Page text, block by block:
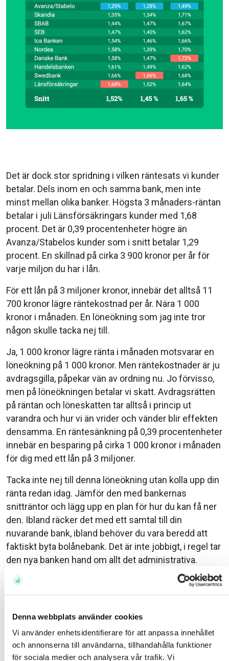
Denna webbplats använder cookies
Vi använder enhetsidentifierare för att anpassa innehållet
och annonserna till användarna, tillhandahålla funktioner
för sociala medier och analysera vår trafik. Vi
Det är dock stor spridning i vilken räntesats vi kunder
betalar. Dels inom en och samma bank, men inte
minst mellan olika banker. Högsta 3 månaders-räntan
betalar i juli Länsförsäkringars kunder med 1,68
procent. Det är 0,39 procentenheter högre än
Avanza/Stabelos kunder som i snitt betalar 1,29
procent. En skillnad på cirka 3 900 kronor per år för
varje miljon du har i lån.
För ett lån på 3 miljoner kronor, innebär det alltså 11
700 kronor lägre räntekostnad per år. Nära 1 000
kronor i månaden. En löneökning som jag inte tror
någon skulle tacka nej till.
Ja, 1 000 kronor lägre ränta i månaden motsvarar en
löneökning på 1 000 kronor. Men räntekostnader är ju
avdragsgilla, påpekar vän av ordning nu. Jo förvisso,
men på löneökningen betalar vi skatt. Avdragsrätten
på räntan och löneskatten tar alltså i princip ut
varandra och hur vi än vrider och vänder blir effekten
densamma. En räntesänkning på 0,39 procentenheter
innebär en besparing på cirka 1 000 kronor i månaden
för dig med ett lån på 3 miljoner.
Tacka inte nej till denna löneökning utan kolla upp din
ränta redan idag. Jämför den med bankernas
snitträntor och lägg upp en plan för hur du kan få ner
den. Ibland räcker det med ett samtal till din
nuvarande bank, ibland behöver du vara beredd att
faktiskt byta bolånebank. Det är inte jobbigt, i regel tar
den nya banken hand om allt det administrativa.
Glöm heller inte bort att snitträntan inte är något
ränta.
Lycka till!